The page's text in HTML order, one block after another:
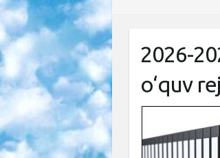
2026-
o‘quv